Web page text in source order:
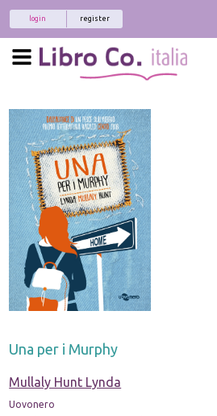
register
login
Una per i Murphy
Mullaly Hunt Lynda
Uovonero